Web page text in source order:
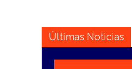
Últimas Noticias